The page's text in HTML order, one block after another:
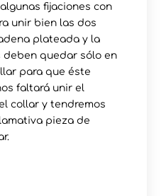
fijaciones con
unir bien las dos
plateada y la
quedar sólo en
para que éste
faltará unir el
collar y tendremos
pieza de